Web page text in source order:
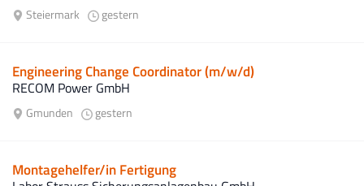
Steiermark gestern
Engineering Change Coordinator (m/w/d)
RECOM Power GmbH
Gmunden gestern
Montagehelfer/in Fertigung